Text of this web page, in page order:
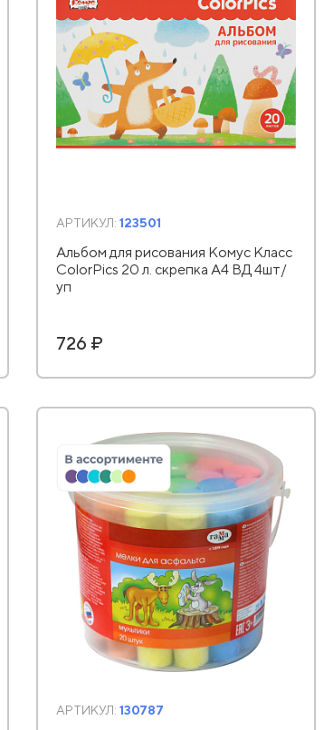
АРТИКУЛ: 123501
Альбом для рисования Комус Класс
ColorPics 20 л. скрепка А4 ВД 4шт/
уп
726 ₽
АРТИКУЛ: 130787